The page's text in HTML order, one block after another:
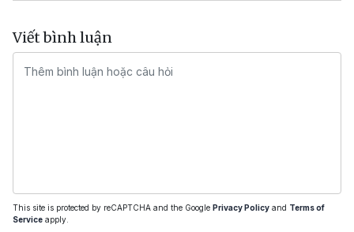
Viết bình luận
This site is protected by reCAPTCHA and the Google Privacy Policy and Terms of
Service apply.